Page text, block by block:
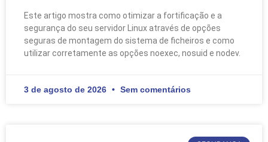
Este artigo mostra como otimizar a fortificação e a
segurança do seu servidor Linux através de opções
seguras de montagem do sistema de ficheiros e como
utilizar corretamente as opções noexec, nosuid e nodev.
3 de agosto de 2026 Sem comentários